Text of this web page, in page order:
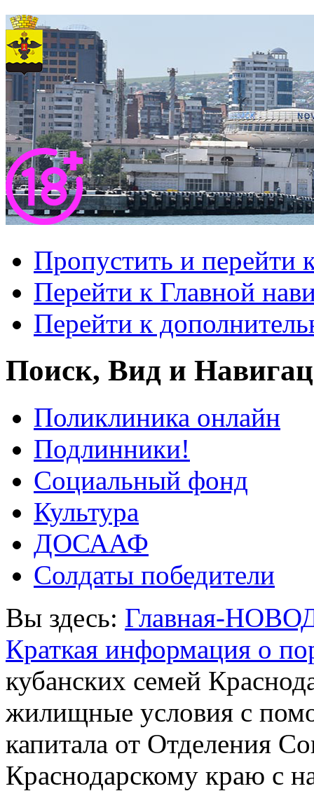
Пропустить и перейти
Перейти к Главной
Перейти к
Поиск, Вид и
Поликлиника онлайн
Подлинники!
Социальный фонд
Культура
ДОСААФ
Солдаты победители
Вы здесь: Главная-
Краткая информация о
кубанских семей
жилищные условия с
капитала от Отделения
Краснодарскому краю с